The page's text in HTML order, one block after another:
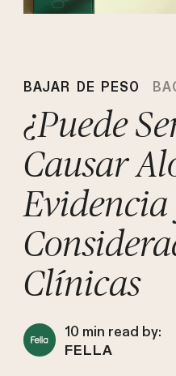
BAJAR DE PESO
¿Puede
Causar
Evidencia
Clínicas
10 min read by:
FELLA